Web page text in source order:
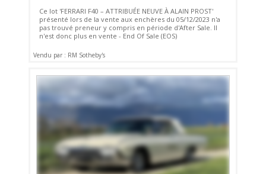
Ce lot 'FERRARI F40 – ATTRIBUÉE NEUVE À ALAIN PROST'
présenté lors de la vente aux enchères du 05/12/2023 n'a
pas trouvé preneur y compris en période d'After Sale. Il
n'est donc plus en vente - End Of Sale (EOS)
Vendu par : RM Sotheby's